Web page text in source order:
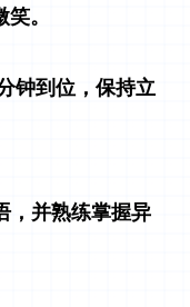
。
钟到位，保持立
，并熟练掌握异